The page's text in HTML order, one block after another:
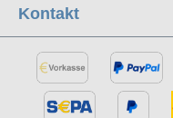
Kontakt